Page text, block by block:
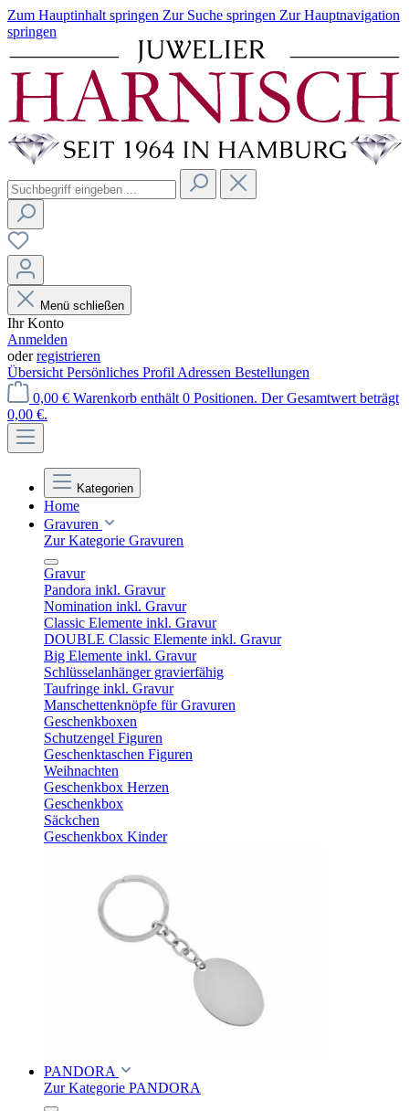
Zum Hauptinhalt springen Zur Suche springen Zur Hauptnavigation
springen
Menü schließen
Ihr Konto
Anmelden
oderregistrieren
Übersicht Persönliches Profil Adressen Bestellungen
0,00 € Warenkorb enthält 0 Positionen. Der Gesamtwert beträgt
0,00 €.
Kategorien
Home
Gravuren
Zur Kategorie Gravuren
Gravur
Pandora inkl. Gravur
Nomination inkl. Gravur
Classic Elemente inkl. Gravur
DOUBLE Classic Elemente inkl. Gravur
Big Elemente inkl. Gravur
Schlüsselanhänger gravierfähig
Taufringe inkl. Gravur
Manschettenknöpfe für Gravuren
Geschenkboxen
Schutzengel Figuren
Geschenktaschen Figuren
Weihnachten
Geschenkbox Herzen
Geschenkbox
Säckchen
Geschenkbox Kinder
PANDORA
Zur Kategorie PANDORA